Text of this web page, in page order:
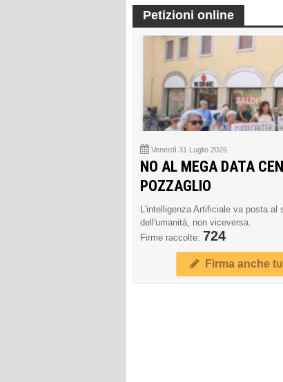
Petizioni online
Venerdì 31 Luglio 2026
NO AL MEGA DATA
POZZAGLIO
L'intelligenza Artificiale va posta al
dell'umanità, non viceversa.
Firme raccolte: 724
Firma anche